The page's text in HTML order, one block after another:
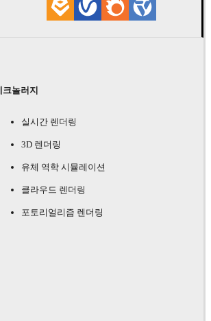
크놀러지
실시간 렌더링
3D 렌더링
유체 역학 시뮬레이션
클라우드 렌더링
포토리얼리즘 렌더링